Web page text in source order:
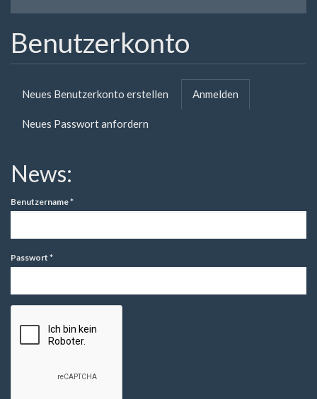
Benutzerkonto
Primäre
Reiter
Neues Benutzerkonto erstellen Anmelden
Reiter)
Neues Passwort anfordern
News:
Benutzername*
Passwort *